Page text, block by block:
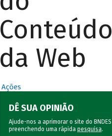
Conteúdo
da Web
Ações
DÊ SUA OPINIÃO
Ajude-nos a aprimorar o site do BNDES
preenchendo uma rápida pesquisa.